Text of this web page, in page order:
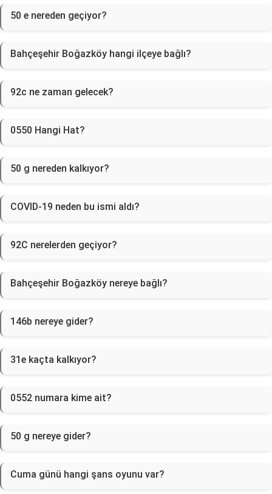
50 e nereden geçiyor?
Bahçeşehir Boğazköy hangi ilçeye bağlı?
92c ne zaman gelecek?
0550 Hangi Hat?
50 g nereden kalkıyor?
COVID-19 neden bu ismi aldı?
92C nerelerden geçiyor?
Bahçeşehir Boğazköy nereye bağlı?
146b nereye gider?
31e kaçta kalkıyor?
0552 numara kime ait?
50 g nereye gider?
Cuma günü hangi şans oyunu var?